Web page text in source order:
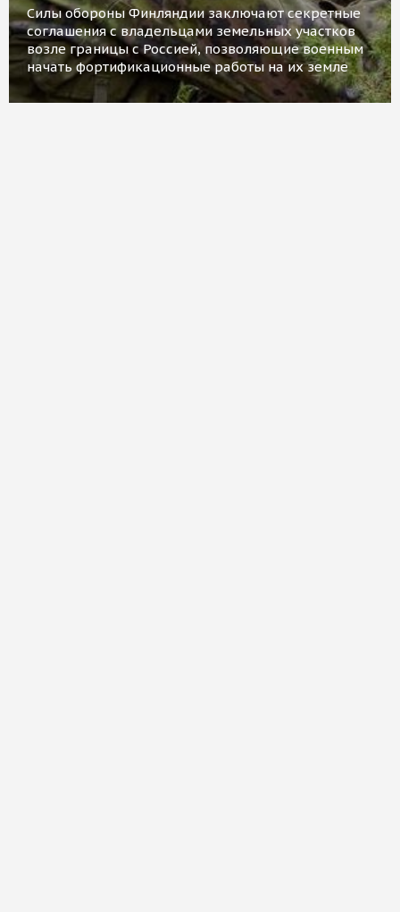
Силы обороны Финляндии заключают секретные
соглашения с владельцами земельных участков
возле границы с Россией, позволяющие военным
начать фортификационные работы на их земле